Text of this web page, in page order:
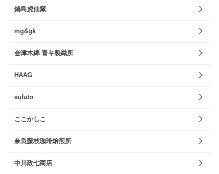
鍋島虎仙窯
mg&gk
会津木綿 青キ製織所
HAAG
sufuto
ここかしこ
奈良藤枝珈琲焙煎所
中川政七商店